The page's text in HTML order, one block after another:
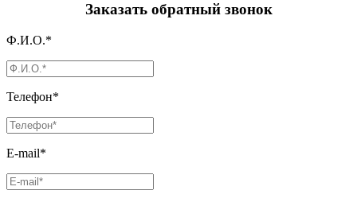
Заказать обратный звонок
Ф.И.О.*
Телефон*
E-mail*